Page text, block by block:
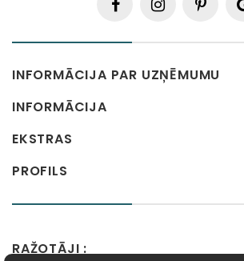
INFORMĀCIJA PAR UZŅĒMUMU
INFORMĀCIJA
EKSTRAS
PROFILS
RAŽOTĀJI :